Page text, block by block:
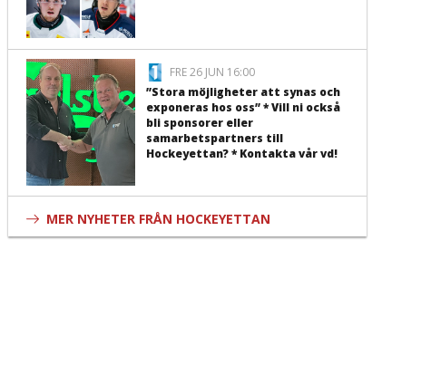
FRE 26 JUN 16:00
”Stora möjligheter att synas och
exponeras hos oss” * Vill ni också
bli sponsorer eller
samarbetspartners till
Hockeyettan? * Kontakta vår vd!
MER NYHETER FRÅN HOCKEYETTAN